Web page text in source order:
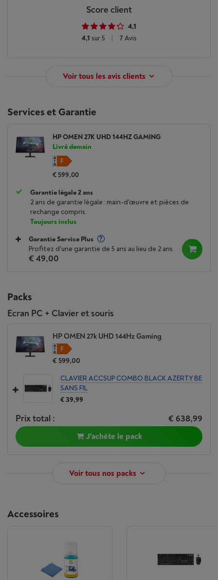
Score client
4,1
4,1 sur 5 7 Avis
Voir tous les avis clients
Services et Garantie
HP OMEN 27K UHD 144HZ GAMING
Livré demain
€ 599,00
Garantie légale 2 ans
2 ans de garantie légale : main-d'œuvre et pièces de
rechange compris.
Toujours inclus
Garantie Service Plus
Profitez d'une garantie de 5 ans au lieu de 2 ans
€ 49,00
Packs
Écran PC + Clavier et souris
HP OMEN 27k UHD 144Hz Gaming
€ 599,00
CLAVIER ACCSUP COMBO BLACK AZERTY BE
SANS FIL
€ 39,99
Prix total : € 638,99
J'achète le pack
Voir tous nos packs
Accessoires